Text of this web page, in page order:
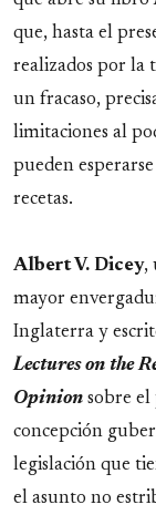
que, hasta el
realizados por la
un fracaso,
limitaciones al
pueden
recetas.
Albert V. Dicey,
mayor
Inglaterra y
Lectures on the
Opinion sobre el
concepción
legislación que
el asunto no